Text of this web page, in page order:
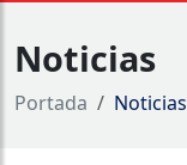
Noticias
Portada Noticias